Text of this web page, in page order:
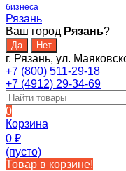
бизнеса
Рязань
Ваш город Рязань?
г. Рязань, ул.
+7 (800) 511-29-18
+7 (4912) 29-34-69
0
Корзина
0 ₽
(пусто)
Товар в корзине!